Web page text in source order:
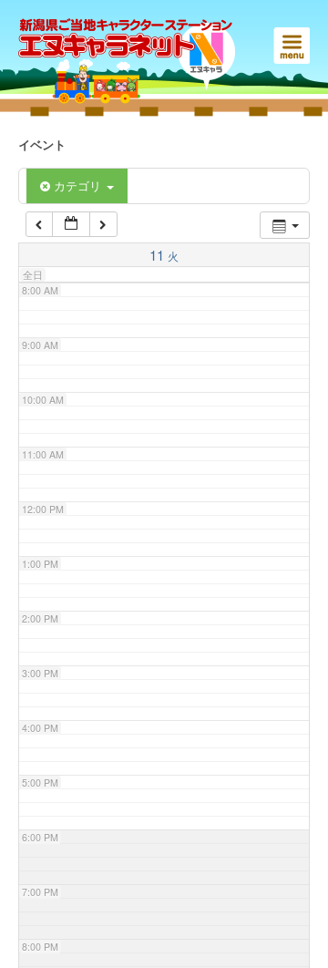
イベント
カテゴリ
11 火
全日
3:00 AM
4:00 AM
6:00 AM
7:00 AM
8:00 AM
9:00 AM
10:00 AM
11:00 AM
12:00 PM
1:00 PM
2:00 PM
3:00 PM
4:00 PM
5:00 PM
6:00 PM
7:00 PM
8:00 PM